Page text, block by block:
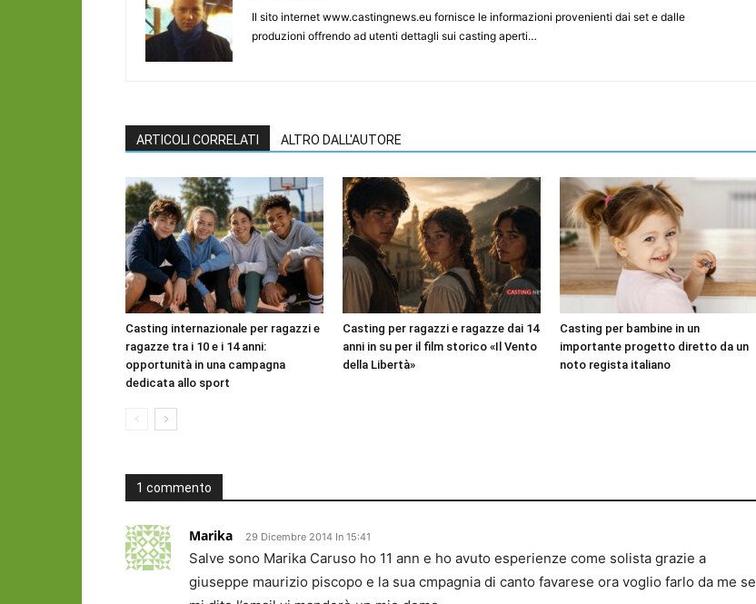
Il sito internet www.castingnews.eu fornisce le informazioni provenienti dai set e dalle
produzioni offrendo ad utenti dettagli sui casting aperti…
ARTICOLI CORRELATI ALTRO DALL'AUTORE
Casting internazionale per ragazzi e
ragazze tra i 10 e i 14 anni:
opportunità in una campagna
dedicata allo sport
Casting per ragazzi e ragazze dai 14
anni in su per il film storico «Il Vento
della Libertà»
Casting per bambine in un
importante progetto diretto da un
noto regista italiano
1 commento
Marika 29 Dicembre 2014 In 15:41
Salve sono Marika Caruso ho 11 ann e ho avuto esperienze come solista grazie a
giuseppe maurizio piscopo e la sua cmpagnia di canto favarese ora voglio farlo da me se